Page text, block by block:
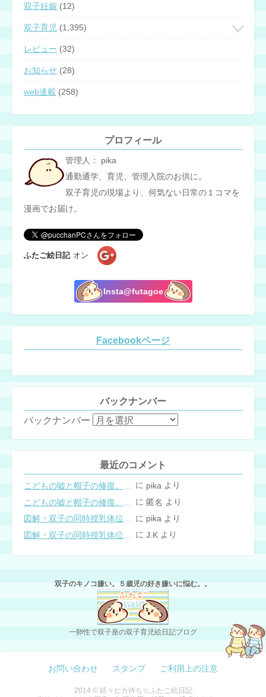
双子妊娠 (12)
双子育児 (1,395)
レビュー (32)
お知らせ (28)
web連載 (258)
プロフィール
管理人： pika
通勤通学、育児、管理入院のお供に。
双子育児の現場より、何気ない日常の１コマを
漫画でお届け。
ふたご絵日記 オン
Insta@futagoe
Facebookページ
バックナンバー
バックナンバー
最近のコメント
に pika より
に 匿名 より
図解・双子の同時授乳体位まとめ に pika より
に J.K より
双子のキノコ嫌い。５歳児の好き嫌いに悩む。。
一卵性で双子座の双子育児絵日記ブログ
お問い合わせ スタンプ ご利用上の注意
2014 © 続々ピカ待ち☆ふたご絵日記